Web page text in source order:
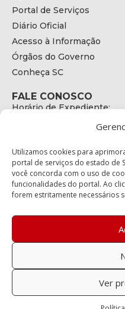
Utilizamos cookies para
portal de serviços do estado de
você concorda com o uso de
funcionalidades do portal. Ao
forem estritamente necessários
Ver
Portal de Serviços
Diário Oficial
Acesso à Informação
Órgãos do Governo
Conheça SC
FALE CONOSCO
Horário de Expediente:
E-mail:
ENDEREÇO
Endereço:
Bairro:
Coqueiros,
88.080-160
Política de privacidade
Copyright © 2023 Todos os